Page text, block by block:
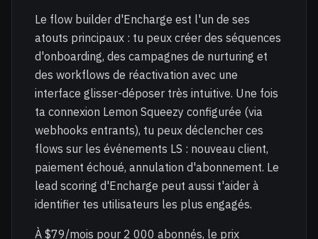
Le flow builder d'Encharge est l'un de ses
atouts principaux : tu peux créer des séquences
d'onboarding, des campagnes de nurturing et
des workflows de réactivation avec une
interface glisser-déposer très intuitive. Une fois
ta connexion Lemon Squeezy configurée (via
webhooks entrants), tu peux déclencher ces
flows sur les événements LS : nouveau client,
paiement échoué, annulation d'abonnement. Le
lead scoring d'Encharge peut aussi t'aider à
identifier tes utilisateurs les plus engagés.
À $79/mois pour 2 000 abonnés, le prix